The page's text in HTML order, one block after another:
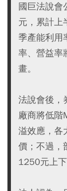
國巨法說會
元，累計上
季產能利用
率、營益率
畫。
法說會後，
廠商將低階
溢效應，各
價；不過，
1250元上下